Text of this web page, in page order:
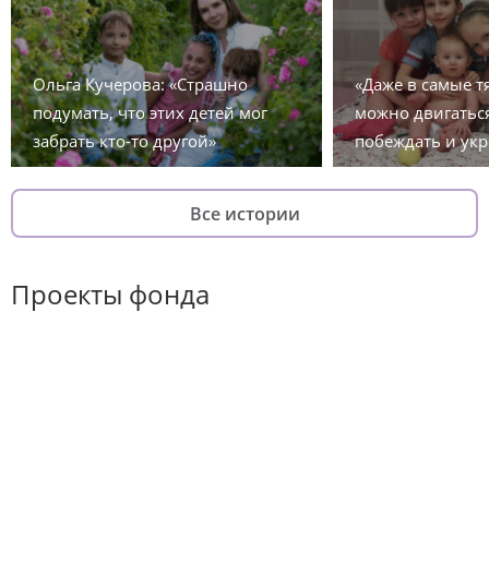
Ольга Кучерова: «Страшно
подумать, что этих детей мог
забрать кто-то другой»
«Даже в самые
можно
побеждать и
Все истории
Проекты фонда